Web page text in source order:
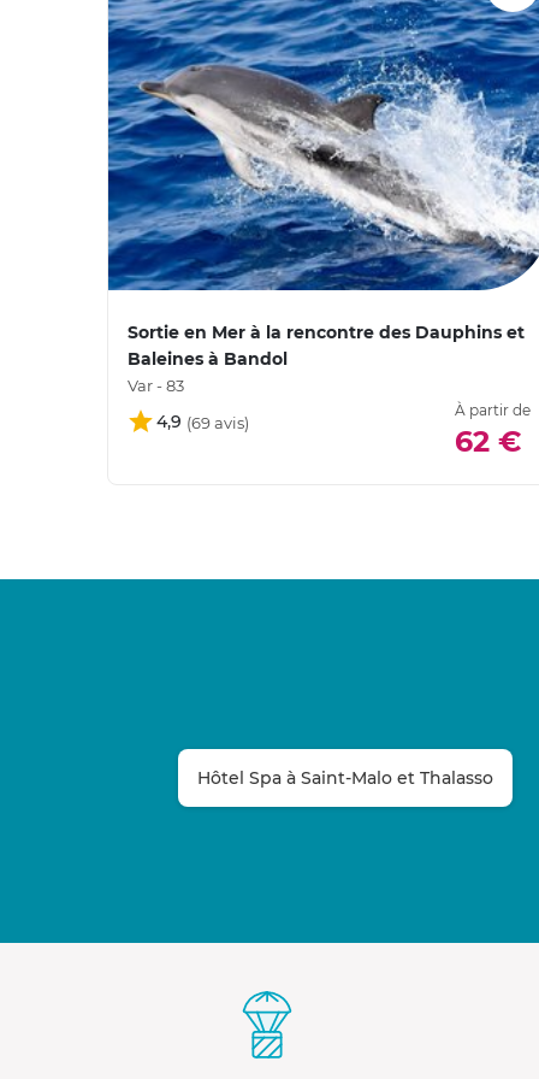
Sortie en Mer à la rencontre des Dauphins et
Baleines à Bandol
Var - 83
4,9
À partir de
62 €
Hôtel Spa à Saint-Malo et Thalasso